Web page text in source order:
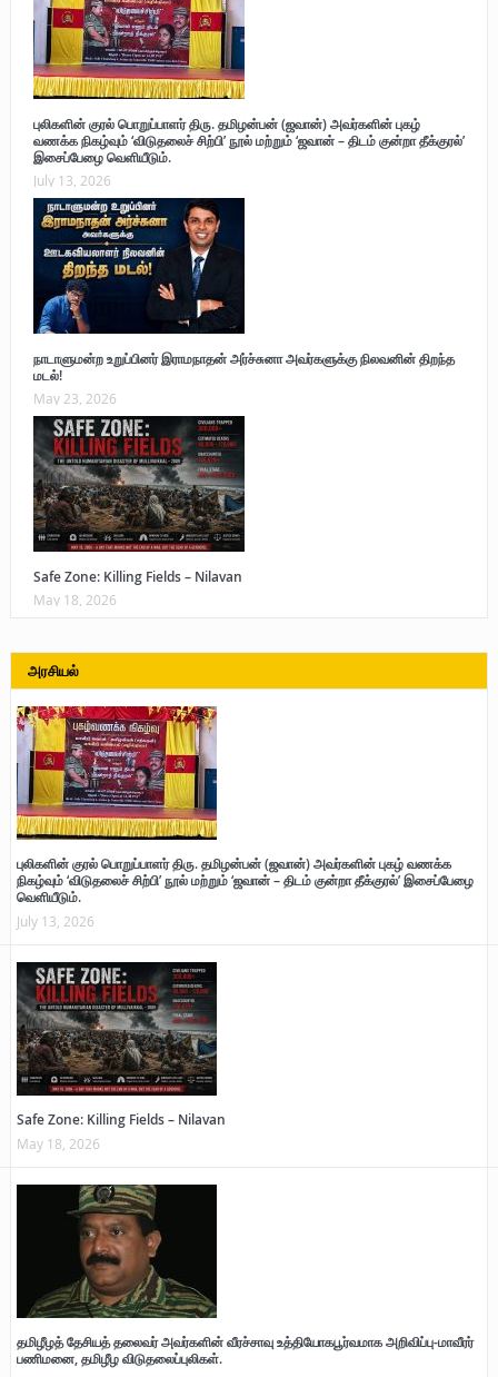
புலிகளின் குரல் பொறுப்பாளர் திரு. தமிழன்பன் (ஜவான்) அவர்களின் புகழ்
வணக்க நிகழ்வும் ‘விடுதலைச் சிற்பி’ நூல் மற்றும் ‘ஜவான் – திடம் குன்றா தீக்குரல்’
இசைப்பேழை வெளியீடும்.
July 13, 2026
நாடாளுமன்ற உறுப்பினர் இராமநாதன் அர்ச்சுனா அவர்களுக்கு நிலவனின் திறந்த
மடல்!
May 23, 2026
Safe Zone: Killing Fields – Nilavan
May 18, 2026
அரசியல்
புலிகளின் குரல் பொறுப்பாளர் திரு. தமிழன்பன் (ஜவான்) அவர்களின் புகழ் வணக்க
நிகழ்வும் ‘விடுதலைச் சிற்பி’ நூல் மற்றும் ‘ஜவான் – திடம் குன்றா தீக்குரல்’ இசைப்பேழை
வெளியீடும்.
July 13, 2026
Safe Zone: Killing Fields – Nilavan
May 18, 2026
தமிழீழத் தேசியத் தலைவர் அவர்களின் வீரச்சாவு உத்தியோகபூர்வமாக அறிவிப்பு-மாவீரர்
பணிமனை, தமிழீழ விடுதலைப்புலிகள்.